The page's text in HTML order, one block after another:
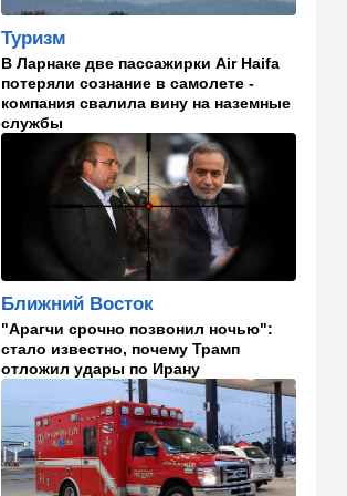
Америке: в Иране готовят
законопроект по Ормузу
07:20 Технологии
Прощай, Nvidia? Маск
запускает гигантскую
фабрику компьютерного
"железа"
Туризм
Какие авиакомпании
возвращаются в Израиль, а
кто снова отменил рейсы
05:00 Транспорт
Кто лучше - "китайцы",
"корейцы" или "японцы"?
Разбираемся
01:32 Израиль
Погода в Израиле на
пятницу, 7 августа
Туризм
В Ларнаке две пассажирки Air Haifa
потеряли сознание в самолете -
компания свалила вину на наземные
службы
Ближний Восток
"Арагчи срочно позвонил ночью":
стало известно, почему Трамп
отложил удары по Ирану